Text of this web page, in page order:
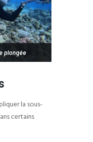
plongée
la sous-
certains